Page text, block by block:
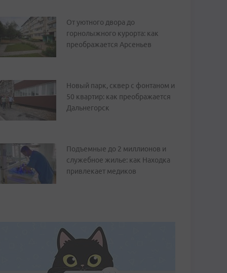
От уютного двора до
горнолыжного курорта: как
преображается Арсеньев
Новый парк, сквер с фонтаном и
50 квартир: как преображается
Дальнегорск
Подъемные до 2 миллионов и
служебное жилье: как Находка
привлекает медиков